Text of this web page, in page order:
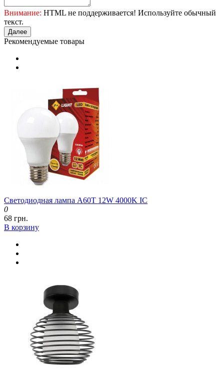
Внимание: HTML не поддерживается! Используйте обычный
текст.
Далее
Рекомендуемые товары
Светодиодная лампа A60T 12W 4000K IC
0
68 грн.
В корзину